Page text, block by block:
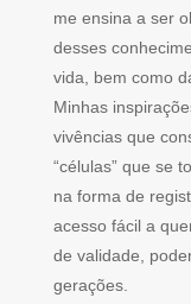
me ensina a ser
desses
vida, bem como
Minhas
vivências que
“células” que se
na forma de
acesso fácil a
de validade,
gerações.